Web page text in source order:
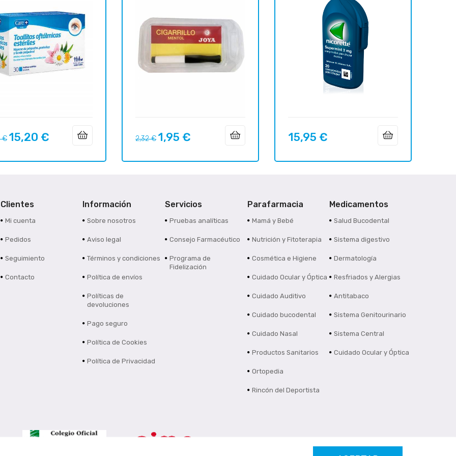
€ Precio
15,20 €
Precio
2,32 € Precio
1,95 € Precio
15,95 €
Clientes
Mi cuenta
Pedidos
Seguimiento
Contacto
Información
Sobre nosotros
Aviso legal
Términos y condiciones
Política de envíos
Políticas de
devoluciones
Pago seguro
Política de Cookies
Política de Privacidad
Servicios
Pruebas analíticas
Consejo Farmacéutico
Programa de
Fidelización
Parafarmacia
Mamá y Bebé
Nutrición y Fitoterapia
Cosmética e Higiene
Cuidado Ocular y Óptica
Cuidado Auditivo
Cuidado bucodental
Cuidado Nasal
Productos Sanitarios
Ortopedia
Rincón del Deportista
Medicamentos
Salud Bucodental
Sistema digestivo
Dermatología
Resfriados y Alergias
Antitabaco
Sistema Genitourinario
Sistema Central
Cuidado Ocular y Óptica